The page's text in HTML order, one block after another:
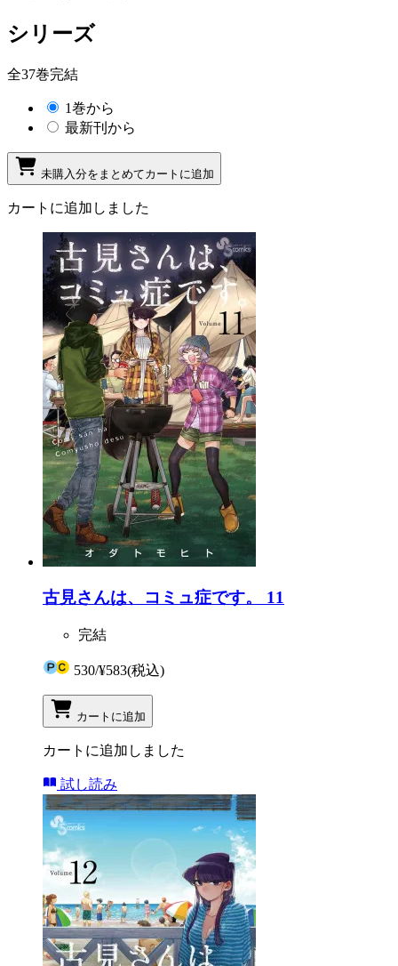
シリーズ
全37巻完結
1巻から
最新刊から
未購入分をまとめてカートに追加
カートに追加しました
古見さんは、コミュ症です。 11
完結
530/¥583(税込)
カートに追加
カートに追加しました
試し読み